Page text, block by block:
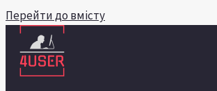
Перейти до вмісту